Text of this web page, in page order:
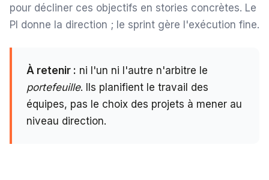
pour décliner ces objectifs en stories concrètes. Le
PI donne la direction ; le sprint gère l'exécution fine.
À retenir : ni l'un ni l'autre n'arbitre le
portefeuille. Ils planifient le travail des
équipes, pas le choix des projets à mener au
niveau direction.